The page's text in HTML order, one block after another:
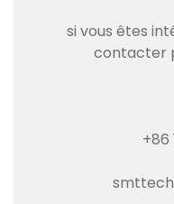
si vous êtes
contacter
+86